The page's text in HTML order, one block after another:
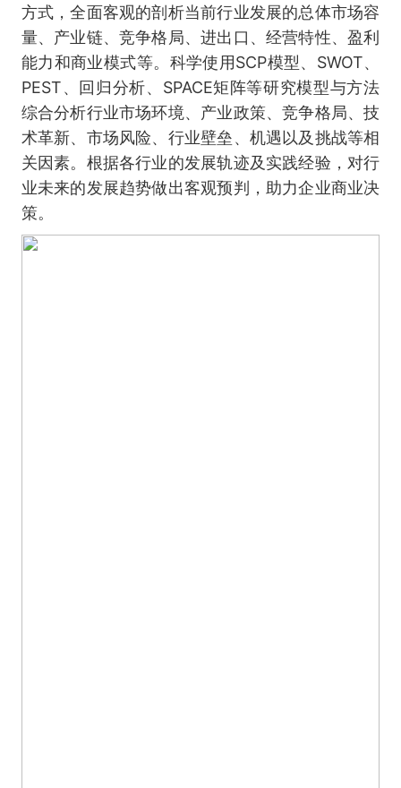
方式，全面客观的剖析当前行业发展的总体市场容
量、产业链、竞争格局、进出口、经营特性、盈利
能力和商业模式等。科学使用SCP模型、SWOT、
PEST、回归分析、SPACE矩阵等研究模型与方法
综合分析行业市场环境、产业政策、竞争格局、技
术革新、市场风险、行业壁垒、机遇以及挑战等相
关因素。根据各行业的发展轨迹及实践经验，对行
业未来的发展趋势做出客观预判，助力企业商业决
策。